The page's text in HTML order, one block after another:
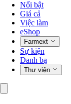
Nổi bật
Giá cả
Việc làm
eShop
Farmext
Sự kiện
Danh bạ
Thư viện